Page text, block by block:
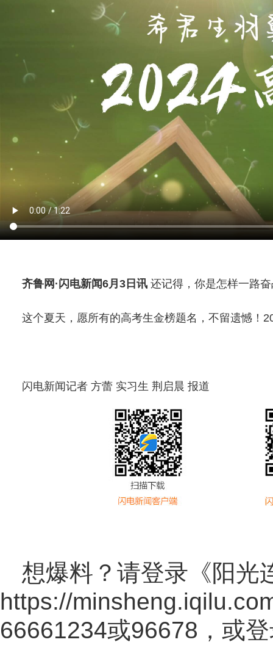
齐鲁网 ·闪电新闻6月3日讯 还记得，你是怎样一路
这个夏天，愿所有的高考生金榜题名，不留遗憾！
闪电新闻记者 方蕾 实习生 荆启晨 报道
想爆料？请登录《阳光
https://
66661234或96678，或